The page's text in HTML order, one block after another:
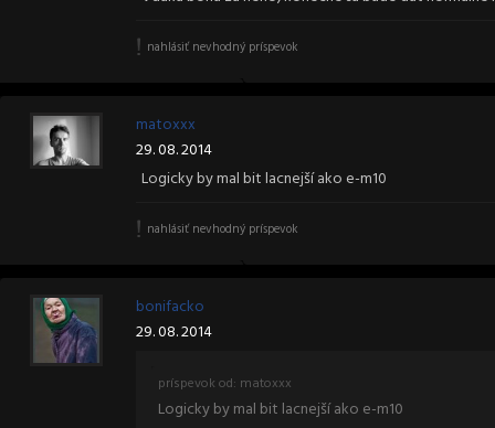
nahlásiť nevhodný príspevok
matoxxx
29. 08. 2014
Logicky by mal bit lacnejší ako e-m10
nahlásiť nevhodný príspevok
bonifacko
29. 08. 2014
príspevok od: matoxxx
Logicky by mal bit lacnejší ako e-m10